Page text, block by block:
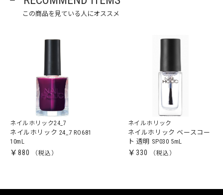
この商品を見ている人にオススメ
ネイルホリック24_7
ネイルホリック 24_7 RO681
10mL
￥880
ネイルホリック
ネイルホリック ベースコー
ト 透明 SP030 5mL
￥330